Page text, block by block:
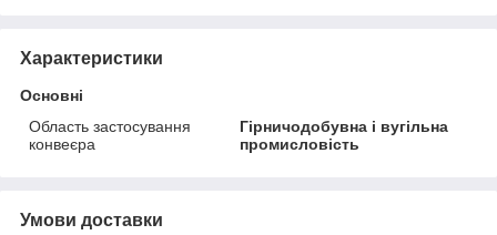
Характеристики
Основні
Область застосування
конвеєра
Гірничодобувна і вугільна
промисловість
Умови доставки